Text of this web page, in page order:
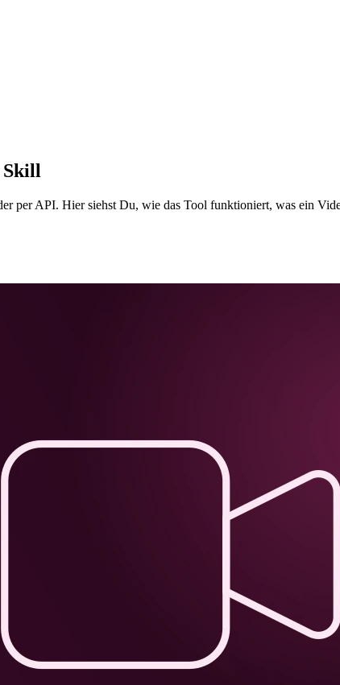
Skill
per API. Hier siehst Du, wie das Tool funktioniert, was ein